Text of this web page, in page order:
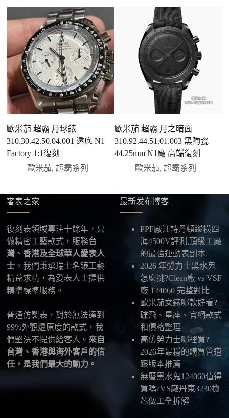
們會先幫您確認版本與實際價格。
二、確認款式與價格
客服會與您確認品牌、尺寸、顏色、配件等細節，如
有現貨會直接幫您預留；若需要排單，我們也會事先
說明大約出貨時間。
三、安排付款方式
您可以選擇先付少量訂金預留貨品，餘款在出貨
前或收到實拍照片後再支付；也可以一次性全額
付款，我們會在原有價格基礎上盡量幫您爭取更
優惠的方案。部分地區可協助安排較安全的到付
方式，具體以當下說明為準。
四、填寫收件資料與出貨
發給我們，我們會為您選擇合適的物流公司，全程提
供最新物流資訊與查件連結。
五、海外寄送說明
本店支援寄送至香港、澳門、台灣、欧美以及其他海
外地區，運費會依照目的地與物流方案另行報價，客
服在出貨前會跟您確認清楚。
最後：喜歡就別拖太久，有些熱門款現貨數量有
限，早一步確認，就能早一點戴上喜歡的腕錶。
歐米茄 超霸 月球錶
310.30.42.50.04.001 透底 N1
Factory 1:1復刻
歐米茄,超霸系列
歐米茄 超霸 月之暗面
310.92.44.51.01.003 黑陶瓷
44.25mm N1廠 高端復刻
歐米茄, 超霸系列
奢表之家
復刻表領域專注十餘年，只
做精密工藝款式，服務台
灣、香港及全球華人愛表人
士 。我們秉承瑞士名錶工藝
精益求精，為愛表人士提供
精準標準服務。
普通仿製表，對於無法達到
99%外觀還原度的款式，我
們堅決不提供給客人。 來自
台灣、香港與海外客戶的信
任，是我們最大的動力。
最新发布博客
PPF廠江詩丹頓縱橫四
海4500V評測,頂級工廠
的最強運動表副本
2026 年勞力士黑水鬼
怎麼挑?Clean廠 vs VSF
廠 124060 完整對比
歐米茄女錶哪款好看?
碟飛、星座、官網款式
和價格整理
高仿勞力士哪裡買?
2026年最穩的購買管道
跟版本推薦
無曆黑水鬼124060值得
買嗎?VS廠丹東3230機
芯做工全拆解